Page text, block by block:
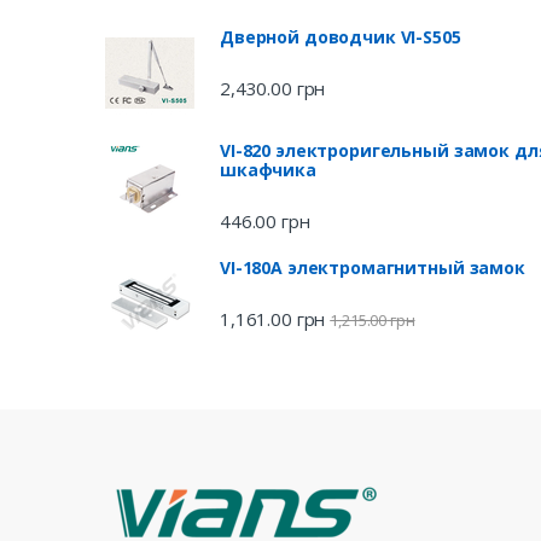
Дверной доводчик VI-S505
2,430.00 грн
VI-820 электроригельный замок
шкафчика
446.00 грн
VI-180A электромагнитный замок
1,161.00 грн 1,215.00грн